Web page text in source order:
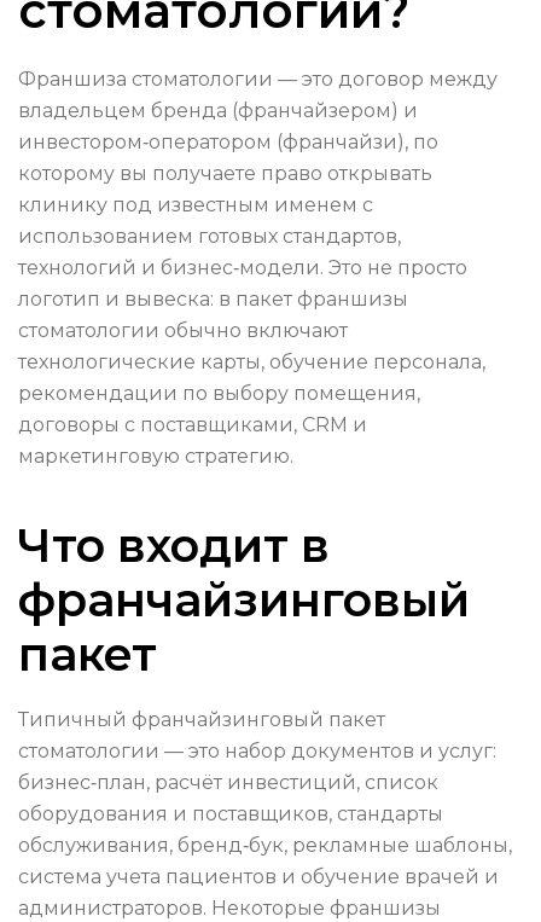
Франшиза стоматологии — это договор между
владельцем бренда (франчайзером) и
инвестором‑оператором (франчайзи), по
которому вы получаете право открывать
клинику под известным именем с
использованием готовых стандартов,
технологий и бизнес‑модели. Это не просто
логотип и вывеска: в пакет франшизы
стоматологии обычно включают
технологические карты, обучение персонала,
рекомендации по выбору помещения,
договоры с поставщиками, CRM и
маркетинговую стратегию.
Что входит в
франчайзинговый
пакет
Типичный франчайзинговый пакет
стоматологии — это набор документов и услуг:
бизнес‑план, расчёт инвестиций, список
оборудования и поставщиков, стандарты
обслуживания, бренд‑бук, рекламные шаблоны,
система учета пациентов и обучение врачей и
администраторов. Некоторые франшизы